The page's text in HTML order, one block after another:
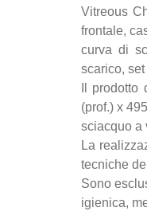
Vitreous
frontale,
curva di
scarico,
Il
(prof.) x
sciacquo a
La
tecniche
Sono
igienica,